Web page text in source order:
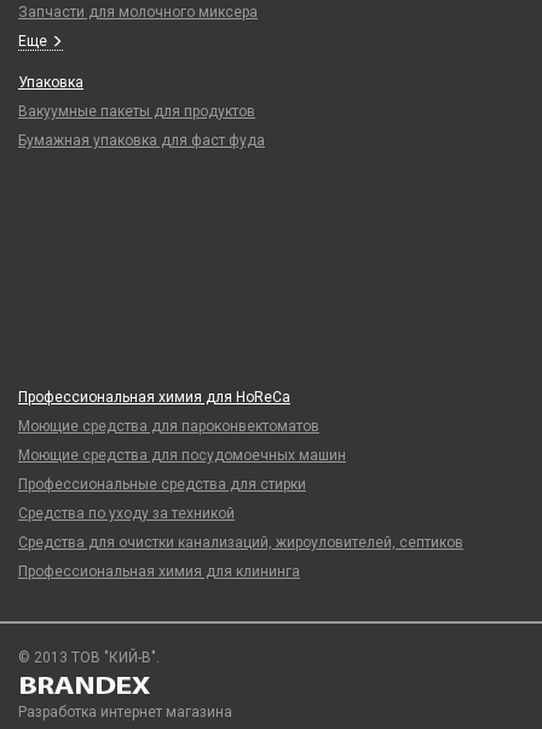
Запчасти для молочного миксера
Еще
Упаковка
Вакуумные пакеты для продуктов
Бумажная упаковка для фаст фуда
Профессиональная химия для HoReCa
Моющие средства для пароконвектоматов
Моющие средства для посудомоечных машин
Профессиональные средства для стирки
Средства по уходу за техникой
Средства для очистки канализаций, жироуловителей, септиков
Профессиональная химия для клининга
© 2013 ТОВ "КИЙ-В".
Разработка интернет магазина